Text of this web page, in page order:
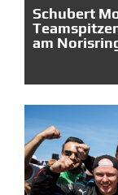
Schubert
am